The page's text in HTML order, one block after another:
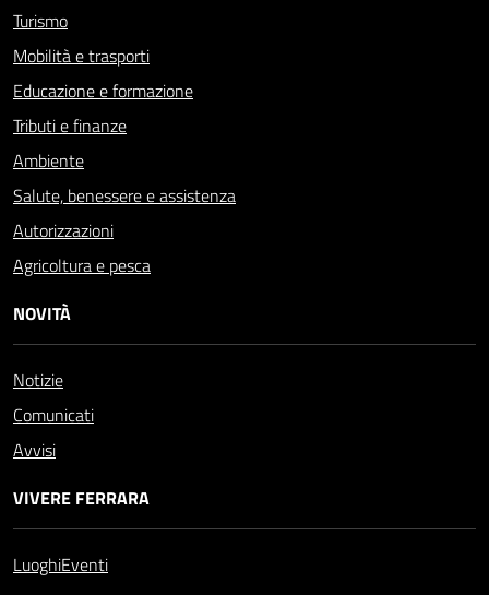
Turismo
Mobilità e trasporti
Educazione e formazione
Tributi e finanze
Ambiente
Salute, benessere e assistenza
Autorizzazioni
Agricoltura e pesca
NOVITÀ
Notizie
Comunicati
Avvisi
VIVERE FERRARA
LuoghiEventi